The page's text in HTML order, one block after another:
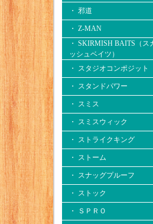
・ 邪道
・ Z-MAN
・ SKIRMISH BAITS（ス
ッシュベイツ）
・ スタジオコンポジット
・ スタンドパワー
・ スミス
・ スミスウィック
・ ストライクキング
・ ストーム
・ スナッグプルーフ
・ ストック
・ ＳＰＲＯ